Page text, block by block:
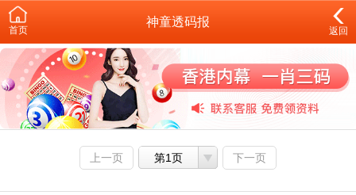
首页
神童透码报
返回
上一页 第1页 下一页